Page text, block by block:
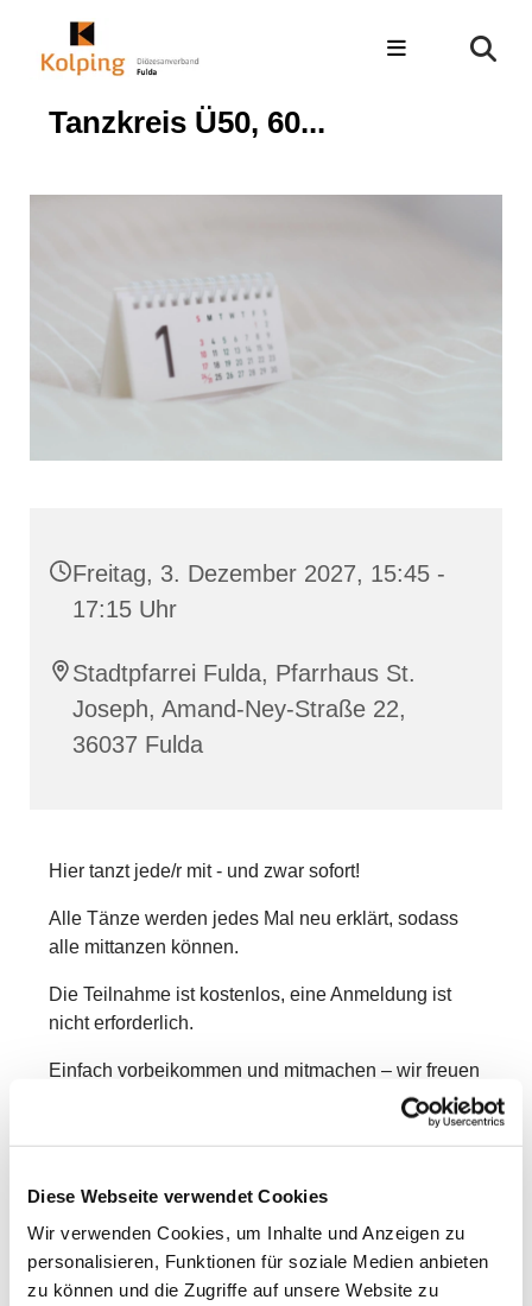
Diese Webseite verwendet Cookies
Wir verwenden Cookies, um Inhalte und Anzeigen zu
personalisieren, Funktionen für soziale Medien anbieten
zu können und die Zugriffe auf unsere Website zu
Tanzkreis Ü50, 60...
Freitag, 3. Dezember 2027, 15:45 -
17:15 Uhr
Stadtpfarrei Fulda, Pfarrhaus St.
Joseph, Amand-Ney-Straße 22,
36037 Fulda
Hier tanzt jede/r mit - und zwar sofort!
Alle Tänze werden jedes Mal neu erklärt, sodass
alle mittanzen können.
Die Teilnahme ist kostenlos, eine Anmeldung ist
nicht erforderlich.
Einfach vorbeikommen und mitmachen – wir freuen